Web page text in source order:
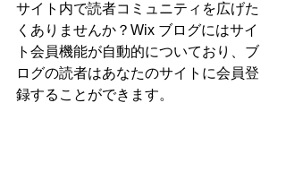
サイト内で読者コミュニティを広げた
くありませんか？Wix ブログにはサイ
ト会員機能が自動的についており、ブ
ログの読者はあなたのサイトに会員登
録することができます。